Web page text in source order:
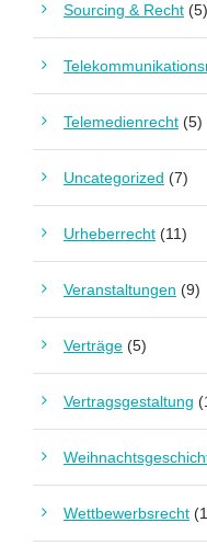
Sourcing & Recht (5)
Telemedienrecht (5)
Uncategorized (7)
Urheberrecht (11)
Veranstaltungen (9)
Verträge (5)
Vertragsgestaltung
Wettbewerbsrecht